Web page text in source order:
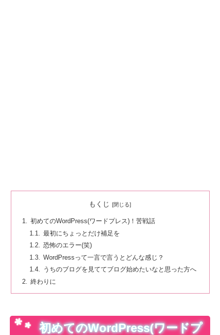
もくじ
初めてのWordPress(ワードプレス)！苦戦話
最初にちょっとだけ補足を
恐怖のエラー(笑)
WordPressって一言で言うとどんな感じ？
うちのブログを見ててブログ始めたいなと思った方へ
終わりに
初めてのWordPress(ワードプ